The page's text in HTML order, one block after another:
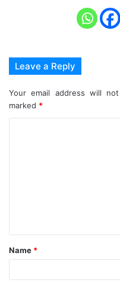
Leave a Reply
Your email address will
marked *
t
*
Name *